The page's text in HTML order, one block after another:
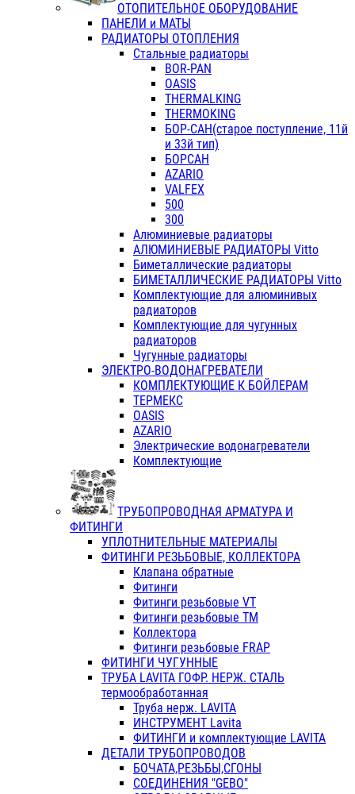
ОТОПИТЕЛЬНОЕ ОБОРУДОВАНИЕ
ПАНЕЛИ и МАТЫ
РАДИАТОРЫ ОТОПЛЕНИЯ
Стальные радиаторы
BOR-PAN
OASIS
THERMALKING
THERMOKING
БОР-САН(старое поступление, 11й
и 33й тип)
БОРСАН
AZARIO
VALFEX
500
300
Алюминиевые радиаторы
АЛЮМИНИЕВЫЕ РАДИАТОРЫ Vitto
Биметаллические радиаторы
БИМЕТАЛЛИЧЕСКИЕ РАДИАТОРЫ Vitto
Комплектующие для алюминивых
радиаторов
Комплектующие для чугунных
радиаторов
Чугунные радиаторы
ЭЛЕКТРО-ВОДОНАГРЕВАТЕЛИ
КОМПЛЕКТУЮЩИЕ К БОЙЛЕРАМ
ТЕРМЕКС
OASIS
AZARIO
Электрические водонагреватели
Комплектующие
ТРУБОПРОВОДНАЯ АРМАТУРА И
ФИТИНГИ
УПЛОТНИТЕЛЬНЫЕ МАТЕРИАЛЫ
ФИТИНГИ РЕЗЬБОВЫЕ, КОЛЛЕКТОРА
Клапана обратные
Фитинги
Фитинги резьбовые VT
Фитинги резьбовые ТМ
Коллектора
Фитинги резьбовые FRAP
ФИТИНГИ ЧУГУННЫЕ
ТРУБА LAVITA ГОФР. НЕРЖ. СТАЛЬ
термообработанная
Труба нерж. LAVITA
ИНСТРУМЕНТ Lavita
ФИТИНГИ и комплектующие LAVITA
ДЕТАЛИ ТРУБОПРОВОДОВ
БОЧАТА,РЕЗЬБЫ,СГОНЫ
СОЕДИНЕНИЯ "GEBO"